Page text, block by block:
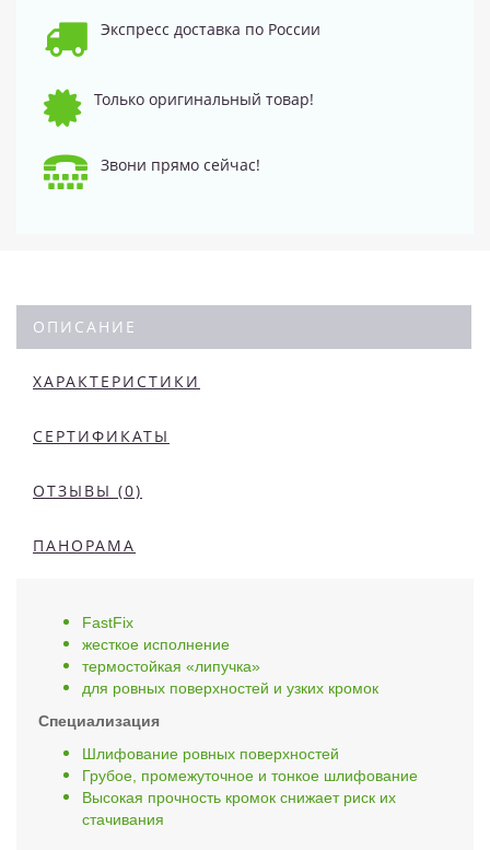
Экспресс доставка по России
Только оригинальный товар!
Звони прямо сейчас!
ОПИСАНИЕ
ХАРАКТЕРИСТИКИ
СЕРТИФИКАТЫ
ОТЗЫВЫ (0)
ПАНОРАМА
FastFix
жесткое исполнение
термостойкая «липучка»
для ровных поверхностей и узких кромок
Специализация
Шлифование ровных поверхностей
Грубое, промежуточное и тонкое шлифование
Высокая прочность кромок снижает риск их
стачивания